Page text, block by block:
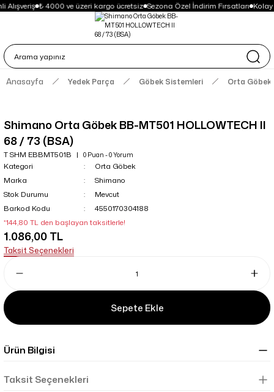
Alışveriş ₺ 4000 ve üzeri kargo ücretsiz Sezona Özel İndirim Fırsatları Kolay
Anasayfa Yedek Parça Göbek Sistemleri Orta Göbek
Shimano Orta Göbek BB-MT501 HOLLOWTECH II
68 / 73 (BSA)
T SHM EBBMT501B 0 Puan - 0 Yorum
Kategori
Orta Göbek
Marka
Shimano
Stok Durumu
Mevcut
Barkod Kodu
4550170304188
*144,80 TL den başlayan taksitlerle!
1.086,00 TL
Taksit Seçenekleri
Sepete Ekle
Ürün Bilgisi
Taksit Seçenekleri